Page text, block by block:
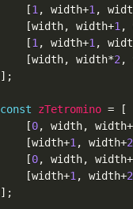
[1 , width+1 ,
[width, width+1 ,
[1 , width+1 ,
[width, width*2 ,
] ;
const zTetromino =
[
[0, width, width+
[width+1 , width+2
[0, width, width+
[width+1 , width+2
] ;